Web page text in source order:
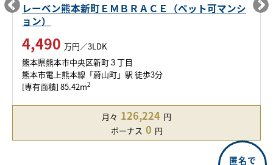
レーベン熊本新町ＥＭＢＲＡＣＥ（ペット可マンシ
ョン）
4,490 万円／3LDK
熊本県熊本市中央区新町３丁目
熊本市電上熊本線「蔚山町」駅 徒歩3分
[専有面積] 85.42m2
月々 126,224 円
ボーナス 0 円